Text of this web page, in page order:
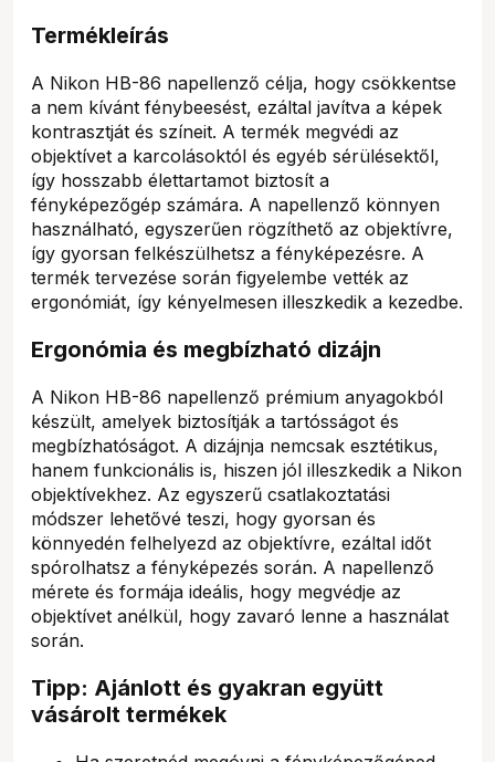
Termékleírás
A Nikon HB-86 napellenző célja, hogy csökkentse
a nem kívánt fénybeesést, ezáltal javítva a képek
kontrasztját és színeit. A termék megvédi az
objektívet a karcolásoktól és egyéb sérülésektől,
így hosszabb élettartamot biztosít a
fényképezőgép számára. A napellenző könnyen
használható, egyszerűen rögzíthető az objektívre,
így gyorsan felkészülhetsz a fényképezésre. A
termék tervezése során figyelembe vették az
ergonómiát, így kényelmesen illeszkedik a kezedbe.
Ergonómia és megbízható dizájn
A Nikon HB-86 napellenző prémium anyagokból
készült, amelyek biztosítják a tartósságot és
megbízhatóságot. A dizájnja nemcsak esztétikus,
hanem funkcionális is, hiszen jól illeszkedik a Nikon
objektívekhez. Az egyszerű csatlakoztatási
módszer lehetővé teszi, hogy gyorsan és
könnyedén felhelyezd az objektívre, ezáltal időt
spórolhatsz a fényképezés során. A napellenző
mérete és formája ideális, hogy megvédje az
objektívet anélkül, hogy zavaró lenne a használat
során.
Tipp: Ajánlott és gyakran együtt
vásárolt termékek